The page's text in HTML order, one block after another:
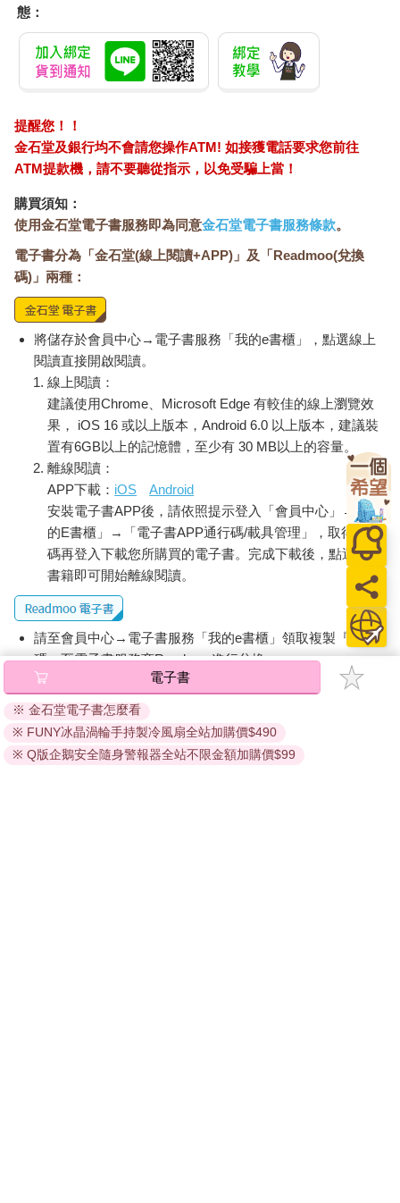
態：
提醒您！！
金石堂及銀行均不會請您操作ATM! 如接獲電話要求您前往
ATM提款機，請不要聽從指示，以免受騙上當！
購買須知：
使用金石堂電子書服務即為同意金石堂電子書服務條款。
電子書分為「金石堂(線上閱讀+APP)」及「Readmoo(兌換
碼)」兩種：
將儲存於會員中心→電子書服務「我的e書櫃」，點選線上
閱讀直接開啟閱讀。
線上閱讀：
建議使用Chrome、Microsoft Edge 有較佳的線上瀏覽效
果， iOS 16 或以上版本，Android 6.0 以上版本，建議裝
置有6GB以上的記憶體，至少有 30 MB以上的容量。
離線閱讀：
APP下載： iOS
Android
安裝電子書APP後，請依照提示登入「會員中心」→「我
的E書櫃」→「電子書APP通行碼/載具管理」，取得通行
碼再登入下載您所購買的電子書。完成下載後，點選任一
書籍即可開始離線閱讀。
請至會員中心→電子書服務「我的e書櫃」領取複製『兌換
碼』至電子書服務商Readmoo進行兌換。
退換貨須知：
因版權保護，您在金石堂所購買的電子書僅能以金石堂專屬
的閱讀軟體開啟閱讀，無法以其他閱讀器或直接下載檔案。
依據「消費者保護法」第19條及行政院消費者保護處公告之
電子書
※ 金石堂電子書怎麼看
※ FUNY冰晶渦輪手持製冷風扇全站加購價$490
※ Q版企鵝安全隨身警報器全站不限金額加購價$99